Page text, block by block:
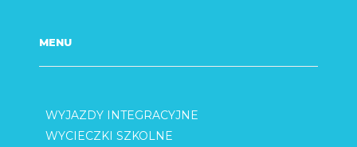
MENU
WYJAZDY INTEGRACYJNE
WYCIECZKI SZKOLNE